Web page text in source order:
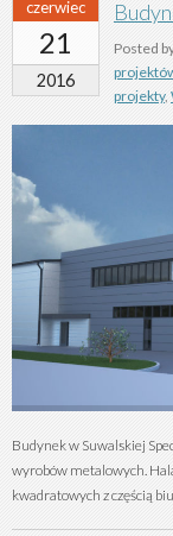
czerwiec
21
2016
Posted
projekty,
Budynek w Suwalskiej
wyrobów metalowych.
kwadratowych z częścią